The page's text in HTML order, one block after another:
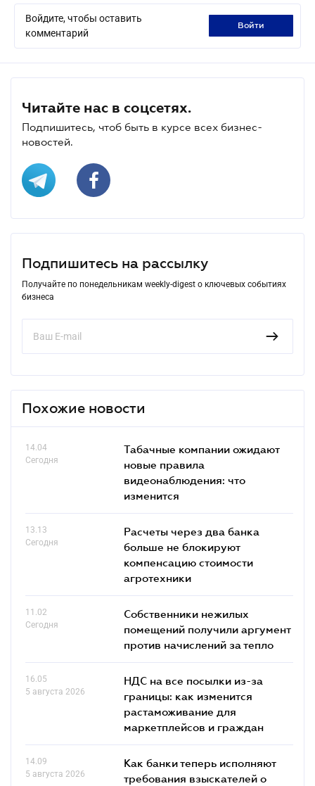
Войдите, чтобы оставить
комментарий
войти
Читайте нас в соцсетях.
Подпишитесь, чтоб быть в курсе всех бизнес-
новостей.
Подпишитесь на рассылку
Получайте по понедельникам weekly-digest о ключевых событиях
бизнеса
Похожие новости
14.04
Сегодня
Табачные компании ожидают
новые правила
видеонаблюдения: что
изменится
13.13
Сегодня
Расчеты через два банка
больше не блокируют
компенсацию стоимости
агротехники
11.02
Сегодня
Собственники нежилых
помещений получили аргумент
против начислений за тепло
16.05
5 августа 2026
НДС на все посылки из-за
границы: как изменится
растаможивание для
маркетплейсов и граждан
14.09
5 августа 2026
Как банки теперь исполняют
требования взыскателей о